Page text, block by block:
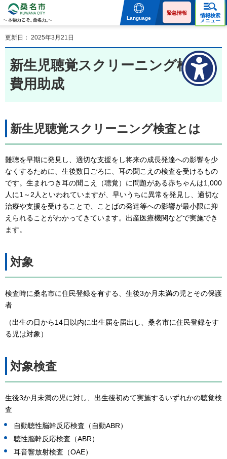
物力こそ、桑名力。
Language
緊急情報
情報検索
メニュー
更新日： 2025年3月21日
新生児聴覚スクリーニング検査
費用助成
新生児聴覚スクリーニング検査とは
難聴を早期に発見し、適切な支援をし将来の成長発達への影響を少
なくするために、生後数日ごろに、耳の聞こえの検査を受けるもの
です。生まれつき耳の聞こえ（聴覚）に問題がある赤ちゃんは1,000
人に1～2人といわれていますが、早いうちに異常を発見し、適切な
治療や支援を受けることで、ことばの発達等への影響が最小限に抑
えられることがわかってきています。出産医療機関などで実施でき
ます。
対象
検査時に桑名市に住民登録を有する、生後3か月未満の児とその保護
者
（出生の日から14日以内に出生届を届出し、桑名市に住民登録をす
る児は対象）
対象検査
生後3か月未満の児に対し、出生後初めて実施するいずれかの聴覚検
査
自動聴性脳幹反応検査（自動ABR）
聴性脳幹反応検査（ABR）
耳音響放射検査（OAE）